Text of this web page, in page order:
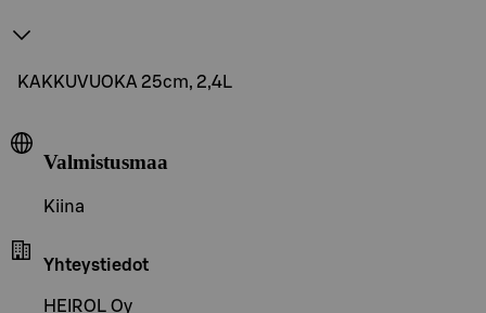
KAKKUVUOKA 25cm, 2,4L
Valmistusmaa
Kiina
Yhteystiedot
HEIROL Oy